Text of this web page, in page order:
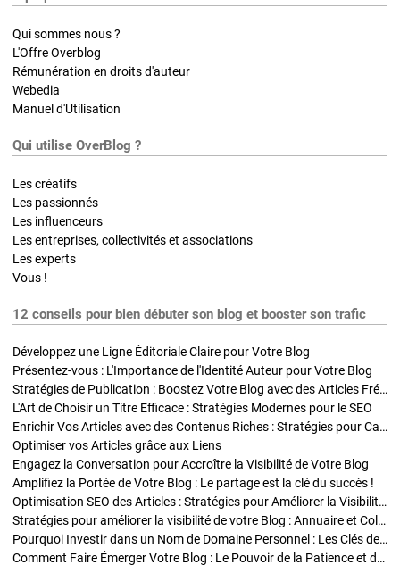
Qui sommes nous ?
L'Offre Overblog
Rémunération en droits d'auteur
Webedia
Manuel d'Utilisation
Qui utilise OverBlog ?
Les créatifs
Les passionnés
Les influenceurs
Les entreprises, collectivités et associations
Les experts
Vous !
12 conseils pour bien débuter son blog et booster son trafic
Développez une Ligne Éditoriale Claire pour Votre Blog
Présentez-vous : L'Importance de l'Identité Auteur pour Votre Blog
Stratégies de Publication : Boostez Votre Blog avec des Articles Fréquents et Exclusifs
L'Art de Choisir un Titre Efficace : Stratégies Modernes pour le SEO
Enrichir Vos Articles avec des Contenus Riches : Stratégies pour Captiver et Optimiser
Optimiser vos Articles grâce aux Liens
Engagez la Conversation pour Accroître la Visibilité de Votre Blog
Amplifiez la Portée de Votre Blog : Le partage est la clé du succès !
Optimisation SEO des Articles : Stratégies pour Améliorer la Visibilité de Votre Blog
Stratégies pour améliorer la visibilité de votre Blog : Annuaire et Collaborations
Pourquoi Investir dans un Nom de Domaine Personnel : Les Clés de la Réussite de Votre Blog
Comment Faire Émerger Votre Blog : Le Pouvoir de la Patience et de la Persévérance